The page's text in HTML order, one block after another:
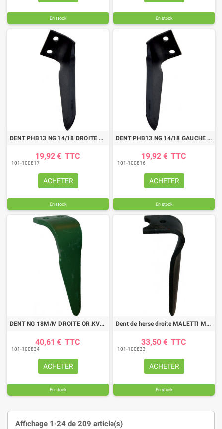
En stock En stock
DENT PHB13 NG 14/18 DROITE OR.KVE MALETTI
19,92 € TTC
101-100817
ACHETER
En stock
DENT PHB13 NG 14/18 GAUCHE OR.KVE MALETTI
19,92 € TTC
101-100816
ACHETER
En stock
DENT NG 18M/M DROITE OR.KVE MALETTI
40,61 € TTC
101-100834
ACHETER
En stock
Dent de herse droite MALETTI M44000150
33,50 € TTC
101-100833
ACHETER
En stock
Affichage 1-24 de 209 article(s)